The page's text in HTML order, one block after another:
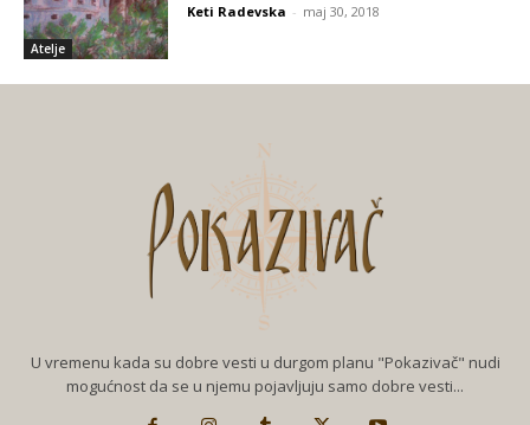
Atelje
Keti Radevska - maj 30, 2018
U vremenu kada su dobre vesti u durgom planu "Pokazivač" nudi
mogućnost da se u njemu pojavljuju samo dobre vesti...